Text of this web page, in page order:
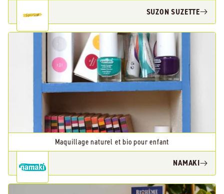
SUZON SUZETTE
Maquillage naturel et bio pour enfant
NAMAKI